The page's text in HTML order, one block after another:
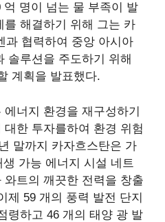
명이 넘는 물 부족이 발
해결하기 위해 그는 카
과 협력하여 중앙 아시아
솔루션을 주도하기 위해
계획을 발표했다.
너지 환경을 재구성하기
한 투자를하여 환경 위험
말까지 카자흐스탄은 가
생 가능 에너지 시설 네트
와트의 깨끗한 전력을 창출
제 59 개의 풍력 발전 단지
령하고 46 개의 태양 광 발